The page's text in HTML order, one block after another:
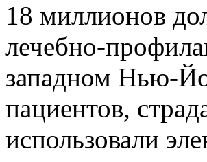
18 миллионов
лечебно-
западном Нью-
пациентов,
использовали